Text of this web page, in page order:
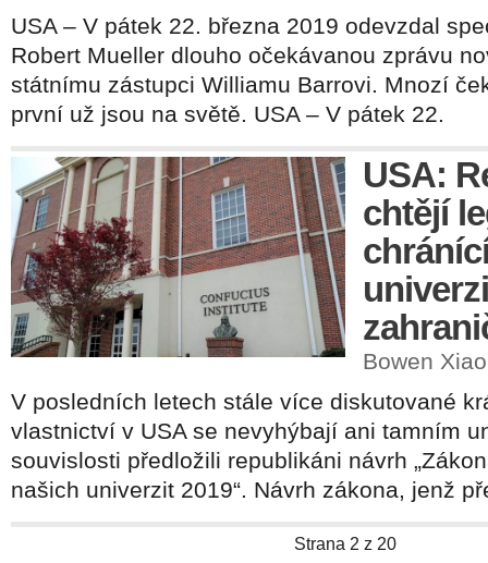
USA – V pátek 22. března 2019 odevzdal
Robert Mueller dlouho očekávanou zprávu
státnímu zástupci Williamu Barrovi. Mnozí
první už jsou na světě. USA – V pátek 22.
USA:
chtějí
Bowen
V posledních letech stále více diskutované
vlastnictví v USA se nevyhýbají ani tamním
souvislosti předložili republikáni návrh
našich univerzit 2019“. Návrh zákona, jenž
Strana 2 z 20